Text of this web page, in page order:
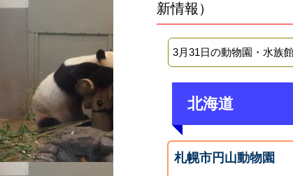
新情報）
3月31日の動物園・水族
北海道
札幌市円山動物園